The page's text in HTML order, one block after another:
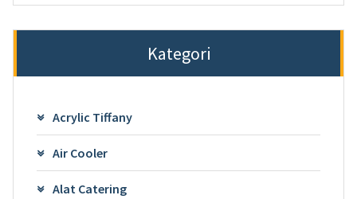
Kategori
Acrylic Tiffany
Air Cooler
Alat Catering